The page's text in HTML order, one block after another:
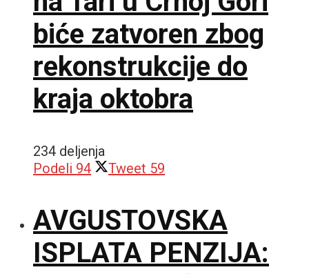
biće zatvoren zbog
rekonstrukcije do
kraja oktobra
234 deljenja
Podeli 94 Tweet 59
AVGUSTOVSKA
ISPLATA PENZIJA: